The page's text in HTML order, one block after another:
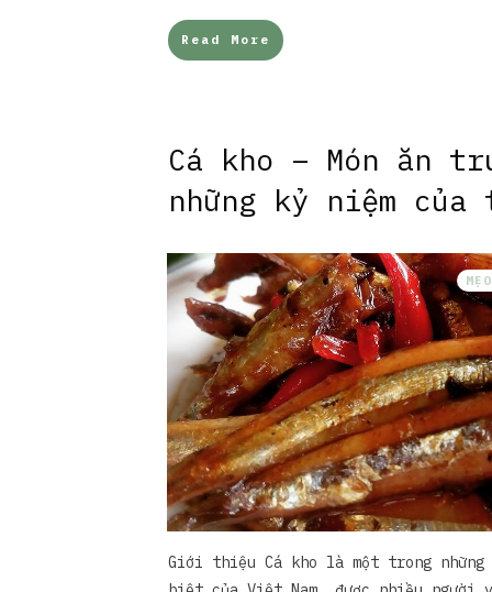
Read More
Cá kho – Món ăn
những kỷ niệm
Giới thiệu Cá kho là một trong những